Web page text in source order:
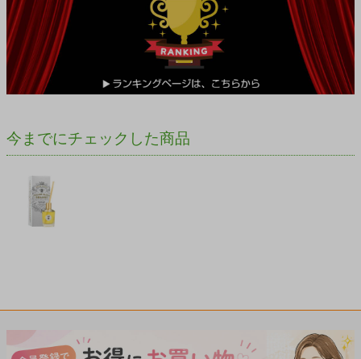
今までにチェックした商品